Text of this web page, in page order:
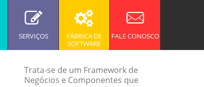
SERVIÇOS
FÁBRICA DE
SOFTWARE
FALE CONOSCO
Trata-se de um Framework de
Negócios e Componentes que